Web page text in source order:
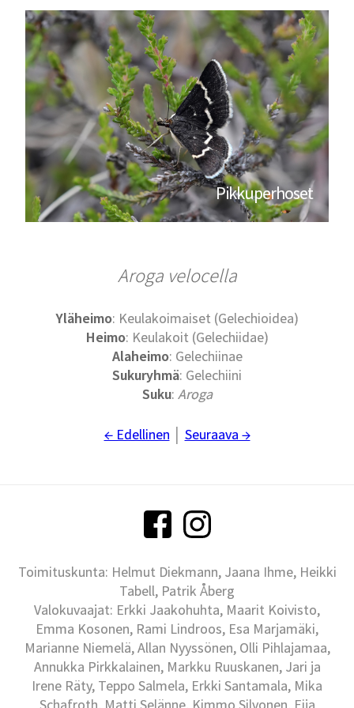
Pikkuperhoset
Aroga velocella
Yläheimo: Keulakoimaiset (Gelechioidea)
Heimo: Keulakoit (Gelechiidae)
Alaheimo: Gelechiinae
Sukuryhmä: Gelechiini
Suku: Aroga
← Edellinen Seuraava →
Toimituskunta: Helmut Diekmann, Jaana Ihme, Heikki
Tabell, Patrik Åberg
Valokuvaajat: Erkki Jaakohuhta, Maarit Koivisto,
Emma Kosonen, Rami Lindroos, Esa Marjamäki,
Marianne Niemelä, Allan Nyyssönen, Olli Pihlajamaa,
Annukka Pirkkalainen, Markku Ruuskanen, Jari ja
Irene Räty, Teppo Salmela, Erkki Santamala, Mika